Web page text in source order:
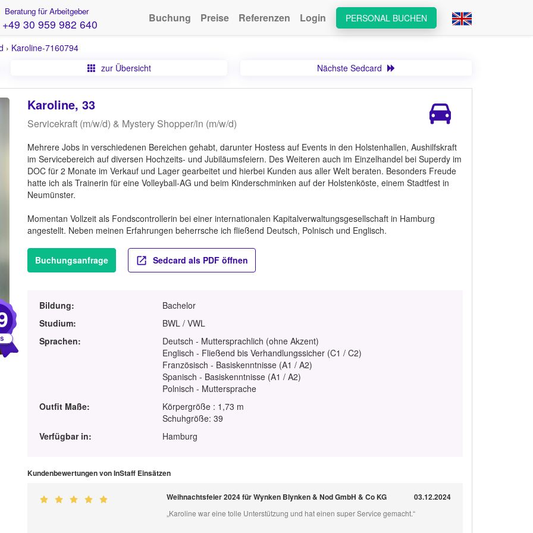
Beratung für Arbeitgeber
+49 30 959 982 640 PERSONAL BUCHEN
Buchung Preise Referenzen Login
› Karoline-7160794
zur Übersicht
Nächste Sedcard
Karoline, 33
Servicekraft (m/w/d) & Mystery Shopper/in (m/w/d)
Mehrere Jobs in verschiedenen Bereichen gehabt, darunter Hostess auf Events in den Holstenhallen, Aushilfskraft
im Servicebereich auf diversen Hochzeits- und Jubiläumsfeiern. Des Weiteren auch im Einzelhandel bei Superdy im
DOC für 2 Monate im Verkauf und Lager gearbeitet und hierbei Kunden aus aller Welt beraten. Besonders Freude
hatte ich als Trainerin für eine Volleyball-AG und beim Kinderschminken auf der Holstenköste, einem Stadtfest in
Neumünster.
Momentan Vollzeit als Fondscontrollerin bei einer internationalen Kapitalverwaltungsgesellschaft in Hamburg
angestellt. Neben meinen Erfahrungen beherrsche ich fließend Deutsch, Polnisch und Englisch.
Buchungsanfrage Sedcard als PDF öffnen
Bildung:
Bachelor
Studium:
BWL / VWL
Sprachen:
Deutsch - Muttersprachlich (ohne Akzent)
Englisch - Fließend bis Verhandlungssicher (C1 / C2)
Französisch - Basiskenntnisse (A1 / A2)
Spanisch - Basiskenntnisse (A1 / A2)
Polnisch - Muttersprache
Outfit Maße:
Körpergröße : 1,73 m
Schuhgröße: 39
Verfügbar in:
Hamburg
Kundenbewertungen von InStaff Einsätzen
Weihnachtsfeier 2024 für Wynken Blynken & Nod GmbH & Co KG 03.12.2024
„Karoline war eine tolle Unterstützung und hat einen super Service gemacht.“